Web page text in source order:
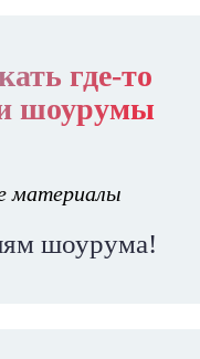
где-то
шоурумы
материалы
шоурума!